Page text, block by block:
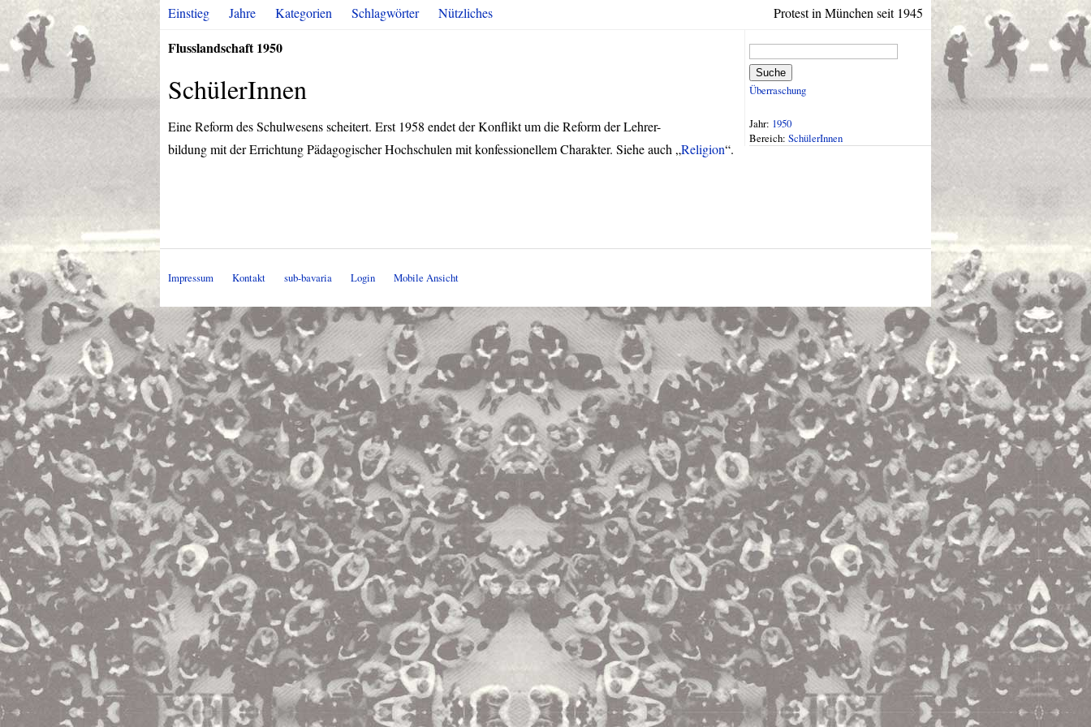
Protest in München seit 1945
Einstieg Jahre Kategorien Schlagwörter Nützliches
Flusslandschaft 1950
SchülerInnen
Eine Reform des Schulwesens scheitert. Erst 1958 endet der Konflikt um die Reform der Lehrer-
bildung mit der Errichtung Pädagogischer Hochschulen mit konfessionellem Charakter. Siehe auch „Religion“.
Suche
Überraschung
Jahr: 1950
Bereich: SchülerInnen
Impressum Kontakt sub-bavaria Login Mobile Ansicht